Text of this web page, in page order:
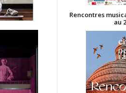
Rencontres
au